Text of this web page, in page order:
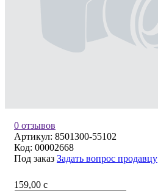
0 отзывов
Артикул: 8501300-55102
Код: 00002668
Под заказ Задать вопрос продавцу
159,00 c